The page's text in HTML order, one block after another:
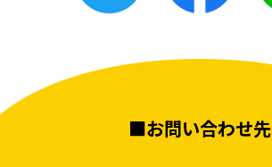
■お問い合わせ先